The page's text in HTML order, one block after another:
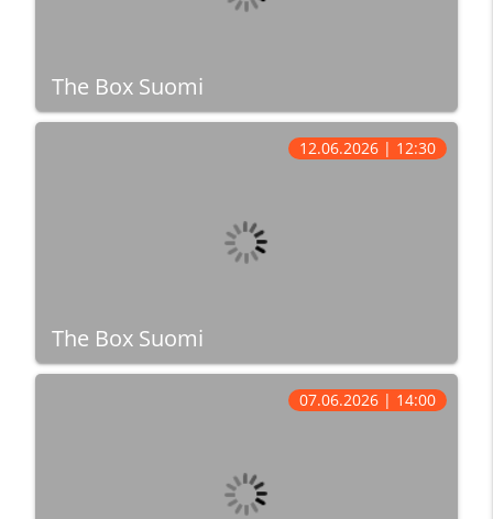
The Box Suomi
The Box Suomi
12.06.2026 | 12:30
07.06.2026 | 14:00